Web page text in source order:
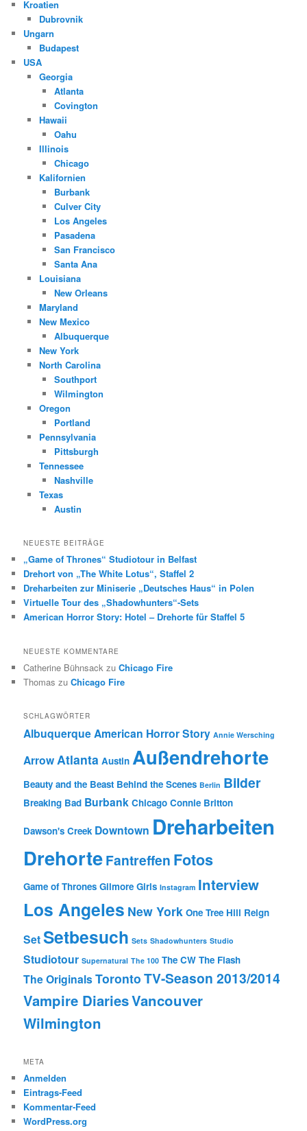
Kroatien
Dubrovnik
Ungarn
Budapest
USA
Georgia
Atlanta
Covington
Hawaii
Oahu
Illinois
Chicago
Kalifornien
Burbank
Culver City
Los Angeles
Pasadena
San Francisco
Santa Ana
Louisiana
New Orleans
Maryland
New Mexico
Albuquerque
New York
North Carolina
Southport
Wilmington
Oregon
Portland
Pennsylvania
Pittsburgh
Tennessee
Nashville
Texas
Austin
NEUESTE BEITRÄGE
„Game of Thrones“ Studiotour in Belfast
Drehort von „The White Lotus“, Staffel 2
Dreharbeiten zur Miniserie „Deutsches Haus“ in Polen
Virtuelle Tour des „Shadowhunters“-Sets
American Horror Story: Hotel – Drehorte für Staffel 5
NEUESTE KOMMENTARE
Catherine Bühnsack zuChicago Fire
Thomas zuChicago Fire
SCHLAGWÖRTER
AlbuquerqueAmerican Horror Story Annie Wersching
ArrowAtlanta Austin Außendrehorte
Beauty and the Beast Behind the Scenes Berlin Bilder
Breaking Bad Burbank Chicago Connie Britton
Dawson's Creek Downtown Dreharbeiten
DrehorteFantreffen Fotos
Game of Thrones Gilmore Girls Instagram Interview
Los Angeles New York One Tree Hill Reign
SetSetbesuch Sets Shadowhunters Studio
Studiotour Supernatural The 100 The CW The Flash
The OriginalsToronto TV-Season 2013/2014
Vampire DiariesVancouver
Wilmington
META
Anmelden
Eintrags-Feed
Kommentar-Feed
WordPress.org